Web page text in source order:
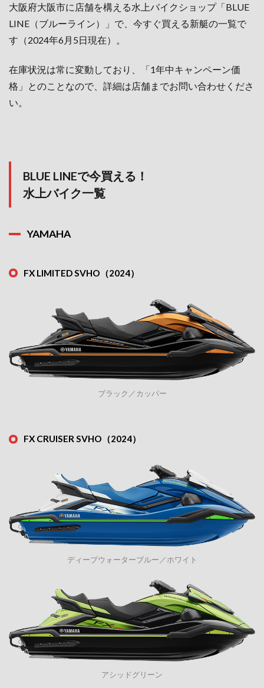
大阪府大阪市に店舗を構える水上バイクショップ「BLUE
LINE（ブルーライン）」で、今すぐ買える新艇の一覧で
す（2024年6月5日現在）。
在庫状況は常に変動しており、「1年中キャンペーン価
格」とのことなので、詳細は店舗までお問い合わせくださ
い。
BLUE LINEで今買える！
水上バイク一覧
YAMAHA
FX LIMITED SVHO（2024）
ブラック／カッパー
FX CRUISER SVHO（2024）
ディープウォーターブルー／ホワイト
アシッドグリーン